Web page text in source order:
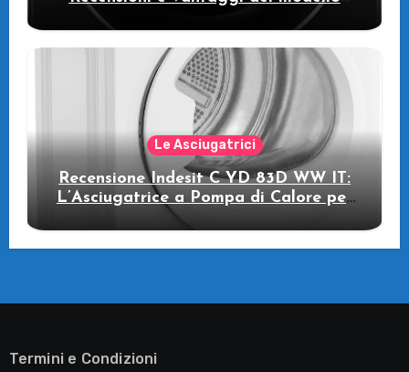
Le Asciugatrici
Recensione Indesit C YD 83D WW IT:
L’Asciugatrice a Pompa di Calore per
il Tuo Benessere
Termini e Condizioni